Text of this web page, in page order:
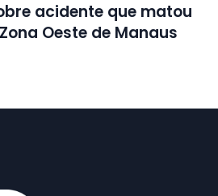
acidente que matou
Oeste de Manaus